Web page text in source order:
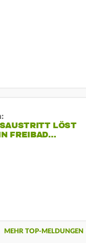
LÖST
FREIBAD…
MEHR TOP-MELDUNGEN